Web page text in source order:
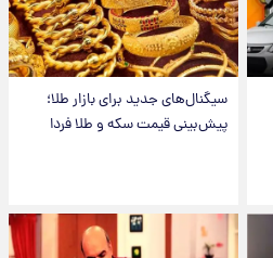
سیگنال‌های جدید برای بازار طلا؛
پیش‌بینی قیمت سکه و طلا فردا